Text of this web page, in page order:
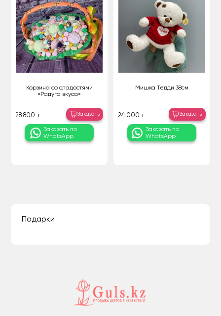
Корзина со сладостями
«Радуга вкуса»
28 800 ₸ Заказать
Заказать по
WhatsApp
Мишка Тедди 38см
24 000 ₸ Заказать
Заказать по
WhatsApp
Подарки